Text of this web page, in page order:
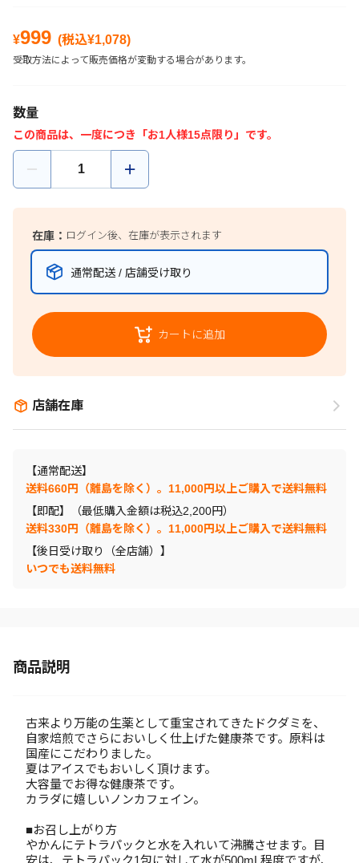
¥999 (税込¥1,078)
受取方法によって販売価格が変動する場合があります。
数量
この商品は、一度につき「お1人様15点限り」です。
在庫： ログイン後、在庫が表示されます
通常配送 / 店舗受け取り
カートに追加
店舗在庫
【通常配送】
送料660円（離島を除く）。11,000円以上ご購入で送料無料
【即配】（最低購入金額は税込2,200円）
送料330円（離島を除く）。11,000円以上ご購入で送料無料
【後日受け取り（全店舗）】
いつでも送料無料
商品説明
古来より万能の生薬として重宝されてきたドクダミを、
自家焙煎でさらにおいしく仕上げた健康茶です。原料は
国産にこだわりました。
夏はアイスでもおいしく頂けます。
大容量でお得な健康茶です。
カラダに嬉しいノンカフェイン。
■お召し上がり方
やかんにテトラパックと水を入れいて沸騰させます。目
安は、テトラパック1包に対して水が500mL程度ですが、